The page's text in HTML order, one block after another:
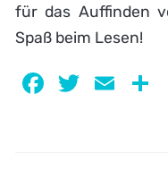
für das Auffinden
Spaß beim Lesen!
Facebook
Twitter